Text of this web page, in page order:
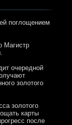
поглощением
Магистр
очередной
золотого
золотого
карты
после